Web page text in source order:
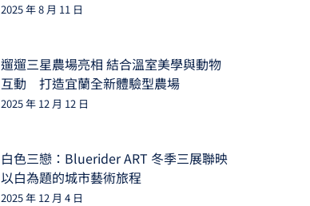
2025 年 8 月 11 日
遛遛三星農場亮相 結合溫室美學與動物
互動 打造宜蘭全新體驗型農場
2025 年 12 月 12 日
白色三戀：Bluerider ART 冬季三展聯映
以白為題的城市藝術旅程
2025 年 12 月 4 日